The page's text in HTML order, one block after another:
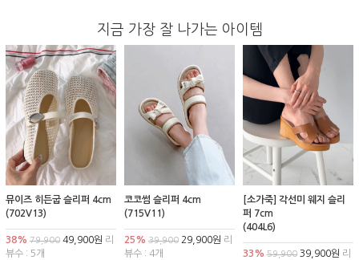
지금 가장 잘 나가는 아이템
뮤이즈 히든굽 슬리퍼 4cm
(702V13)
38% 79,900 49,900원 리
뷰수 : 5개
코코썸 슬리퍼 4cm
(715V11)
25% 39,90029,900원 리
뷰수 : 4개
[소가죽] 각선미 웨지 슬리
퍼 7cm
(404L6)
33% 59,90039,900원 리